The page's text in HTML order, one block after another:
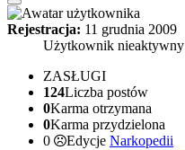
Rejestracja: 11 grudnia 2009
Użytkownik nieaktywny
ZASŁUGI
124Liczba postów
0Karma otrzymana
0Karma przydzielona
0
Edycje Narkopedii